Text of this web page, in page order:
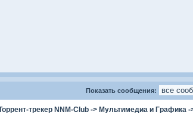
Показать сообщения:
трекер NNM-Club-> Мультимедиа и Графика-